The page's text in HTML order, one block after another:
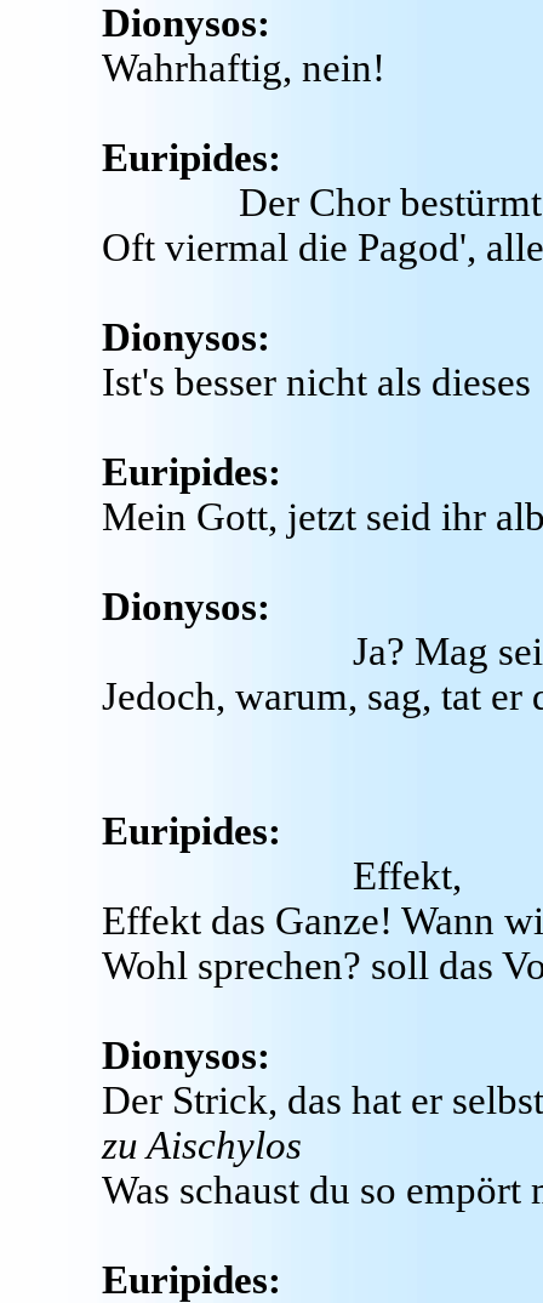
Dionysos:
Wahrhaftig, nein!
Euripides:
Der Chor
Oft viermal die Pagod',
Dionysos:
Ist's besser nicht als
Euripides:
Mein Gott, jetzt seid ihr
Dionysos:
Ja? Mag
Jedoch, warum, sag, tat er
Euripides:
Effekt,
Effekt das Ganze! Wann
Wohl sprechen? soll das
Dionysos:
Der Strick, das hat er
zu Aischylos
Was schaust du so empört
Euripides: